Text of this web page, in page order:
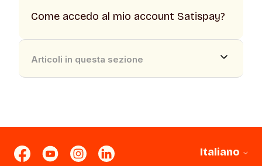
Come accedo al mio account Satispay?
Articoli in questa sezione
Italiano